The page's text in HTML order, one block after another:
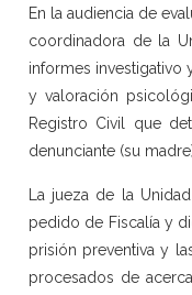
En la audiencia de
coordinadora de la
informes
y valoración
Registro Civil que
denunciante (su
La jueza de la
pedido de Fiscalía y
prisión preventiva y
procesados de